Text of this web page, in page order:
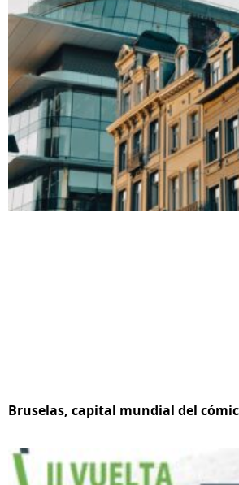
Bruselas, capital mundial del